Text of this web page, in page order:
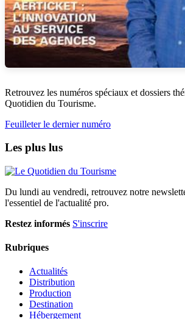
Retrouvez les numéros spéciaux et dossiers
Quotidien du Tourisme.
Feuilleter le dernier numéro
Les plus lus
Du lundi au vendredi, retrouvez notre
l'essentiel de l'actualité pro.
Restez informés S'inscrire
Rubriques
Actualités
Distribution
Production
Destination
Hébergement